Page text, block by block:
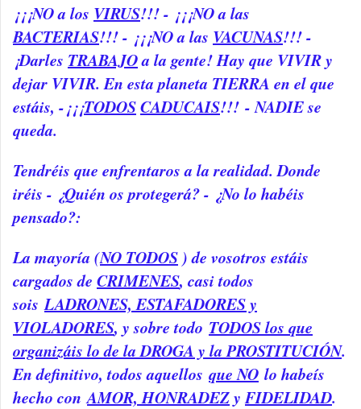
¡¡¡NO a los VIRUS!!! - ¡¡¡NO a las
BACTERIAS!!! - ¡¡¡NO a las VACUNAS!!! -
¡Darles TRABAJOa la gente! Hay que VIVIR y
dejar VIVIR. En esta planeta TIERRA en el que
estáis, -¡¡¡TODOSCADUCAIS!!! - NADIE se
queda.
Tendréis que enfrentaros a la realidad. Donde
iréis - ¿Quién os protegerá? - ¿No lo habéis
pensado?:
La mayoría (NO TODOS ) de vosotros estáis
cargados de CRIMENES, casi todos
soisLADRONES, ESTAFADORES y
VIOLADORES, y sobre todo TODOS los que
organizáis lo de la DROGA y la PROSTITUCIÓN.
En definitivo, todos aquellos que NO lo habeís
hecho conAMOR, HONRADEZyFIDELIDAD.